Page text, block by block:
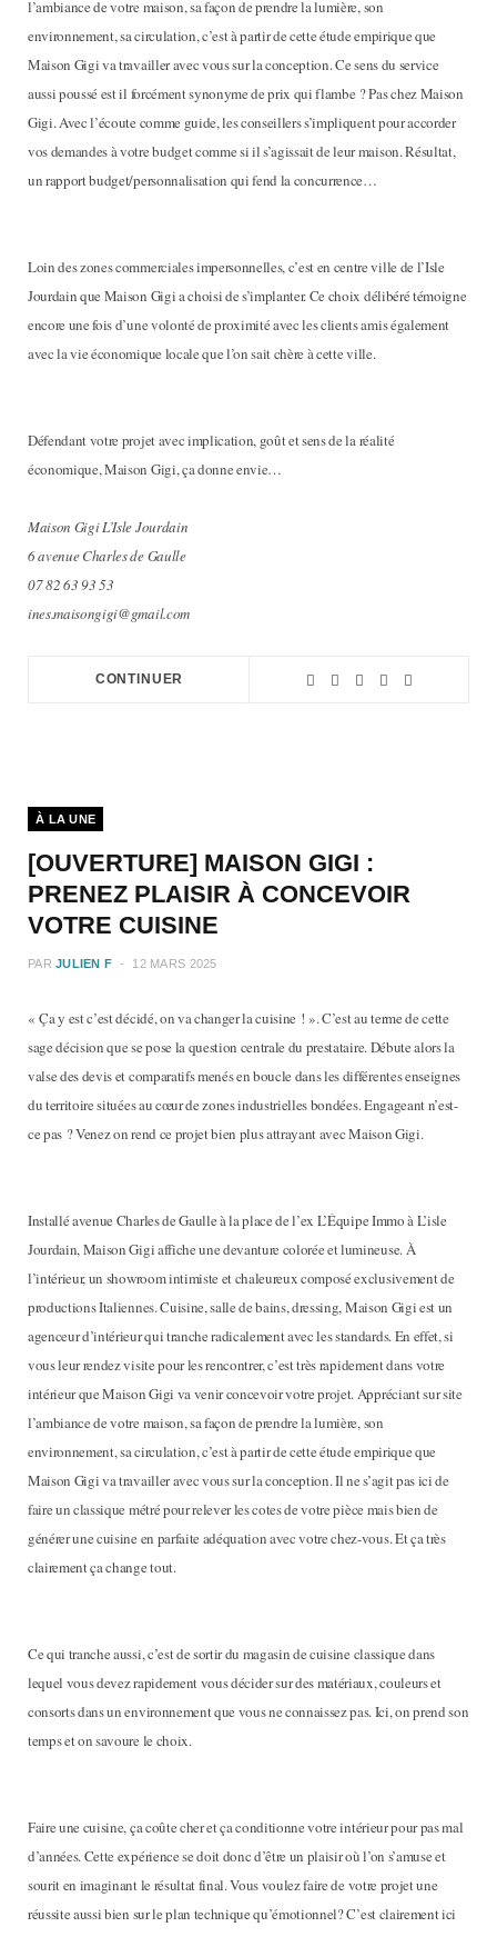
l’ambiance de votre maison, sa façon de prendre la lumière, son
environnement, sa circulation, c’est à partir de cette étude empirique que
Maison Gigi va travailler avec vous sur la conception. Ce sens du service
aussi poussé est il forcément synonyme de prix qui flambe ? Pas chez Maison
Gigi. Avec l’écoute comme guide, les conseillers s’impliquent pour accorder
vos demandes à votre budget comme si il s’agissait de leur maison. Résultat,
un rapport budget/personnalisation qui fend la concurrence…
Loin des zones commerciales impersonnelles, c’est en centre ville de l’Isle
Jourdain que Maison Gigi a choisi de s’implanter. Ce choix délibéré témoigne
encore une fois d’une volonté de proximité avec les clients amis également
avec la vie économique locale que l’on sait chère à cette ville.
Défendant votre projet avec implication, goût et sens de la réalité
économique, Maison Gigi, ça donne envie…
Maison Gigi L’Isle Jourdain
6 avenue Charles de Gaulle
07 82 63 93 53
ines.maisongigi@gmail.com
CONTINUER
À LA UNE
[OUVERTURE] MAISON GIGI :
PRENEZ PLAISIR À CONCEVOIR
VOTRE CUISINE
PAR JULIEN F 12 MARS 2025
« Ça y est c’est décidé, on va changer la cuisine ! ». C’est au terme de cette
sage décision que se pose la question centrale du prestataire. Débute alors la
valse des devis et comparatifs menés en boucle dans les différentes enseignes
du territoire situées au cœur de zones industrielles bondées. Engageant n’est-
ce pas ? Venez on rend ce projet bien plus attrayant avec Maison Gigi.
Installé avenue Charles de Gaulle à la place de l’ex L’Équipe Immo à L’isle
Jourdain, Maison Gigi affiche une devanture colorée et lumineuse. À
l’intérieur, un showroom intimiste et chaleureux composé exclusivement de
productions Italiennes. Cuisine, salle de bains, dressing, Maison Gigi est un
agenceur d’intérieur qui tranche radicalement avec les standards. En effet, si
vous leur rendez visite pour les rencontrer, c’est très rapidement dans votre
intérieur que Maison Gigi va venir concevoir votre projet. Appréciant sur site
l’ambiance de votre maison, sa façon de prendre la lumière, son
environnement, sa circulation, c’est à partir de cette étude empirique que
Maison Gigi va travailler avec vous sur la conception. Il ne s’agit pas ici de
faire un classique métré pour relever les cotes de votre pièce mais bien de
générer une cuisine en parfaite adéquation avec votre chez-vous. Et ça très
clairement ça change tout.
Ce qui tranche aussi, c’est de sortir du magasin de cuisine classique dans
lequel vous devez rapidement vous décider sur des matériaux, couleurs et
consorts dans un environnement que vous ne connaissez pas. Ici, on prend son
temps et on savoure le choix.
Faire une cuisine, ça coûte cher et ça conditionne votre intérieur pour pas mal
d’années. Cette expérience se doit donc d’être un plaisir où l’on s’amuse et
sourit en imaginant le résultat final. Vous voulez faire de votre projet une
réussite aussi bien sur le plan technique qu’émotionnel? C’est clairement ici